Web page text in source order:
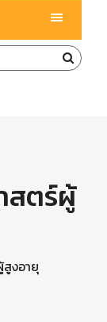
สตร์ผู้
งอายุ